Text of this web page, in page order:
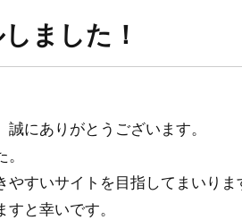
ました！
にありがとうございます。
すいサイトを目指してまいりま
と幸いです。